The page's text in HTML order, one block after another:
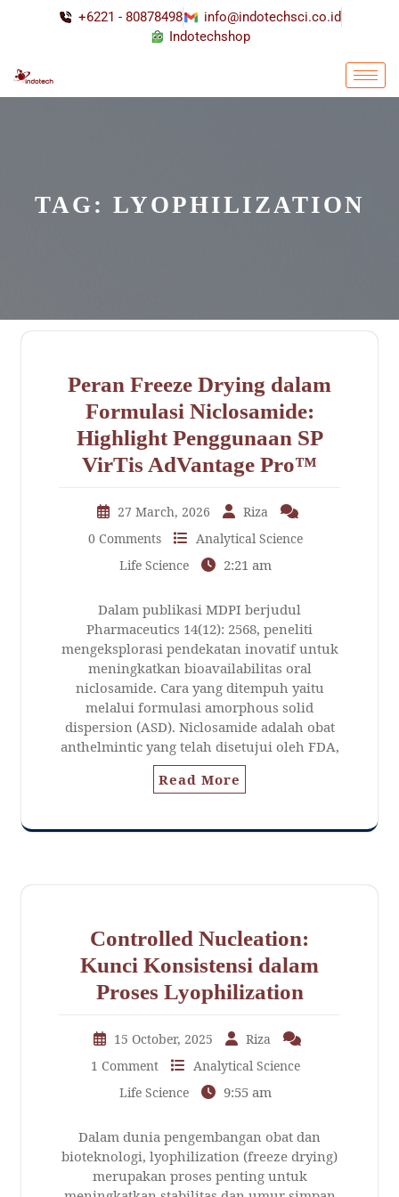
+6221 - 80878498
info@indotechsci.co.id
Indotechshop
TAG: LYOPHILIZATION
Peran Freeze Drying dalam
Formulasi Niclosamide:
Highlight Penggunaan SP
VirTis AdVantage Pro™
27 March, 2026
Riza
0 Comments
Analytical Science
Life Science
2:21 am
Dalam publikasi MDPI berjudul
Pharmaceutics 14(12): 2568, peneliti
mengeksplorasi pendekatan inovatif untuk
meningkatkan bioavailabilitas oral
niclosamide. Cara yang ditempuh yaitu
melalui formulasi amorphous solid
dispersion (ASD). Niclosamide adalah obat
anthelmintic yang telah disetujui oleh FDA,
Read More
Controlled Nucleation:
Kunci Konsistensi dalam
Proses Lyophilization
15 October, 2025
Riza
1 Comment
Analytical Science
Life Science
9:55 am
Dalam dunia pengembangan obat dan
bioteknologi, lyophilization (freeze drying)
merupakan proses penting untuk